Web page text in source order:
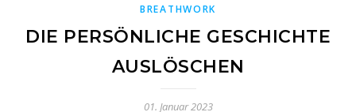
BREATHWORK
DIE PERSÖNLICHE GESCHICHTE
AUSLÖSCHEN
01. Januar 2023